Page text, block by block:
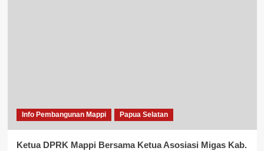
Info Pembangunan Mappi Papua Selatan
Ketua DPRK Mappi Bersama Ketua Asosiasi Migas Kab.